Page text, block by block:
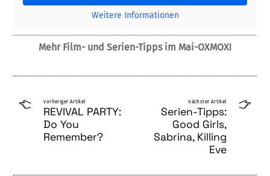
Weitere Informationen
Mehr Film- und Serien-Tipps im Mai-OXMOX!
vorheriger Artikel
REVIVAL PARTY:
Do You
Remember?
nächster Artikel
Serien-Tipps:
Good Girls,
Sabrina, Killing
Eve